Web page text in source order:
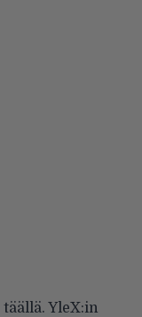
täällä. YleX:in